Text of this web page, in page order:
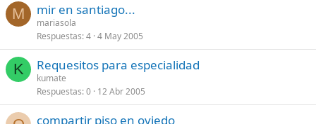
M mir en santiago...
mariasola
Respuestas 4 4 May 2005
K Requesitos para especialidad
kumate
Respuestas 0 12 Abr 2005
compartir piso en oviedo